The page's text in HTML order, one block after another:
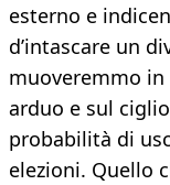
esterno e
d’intascare un
muoveremmo
arduo e sul
probabilità di
elezioni. Quello